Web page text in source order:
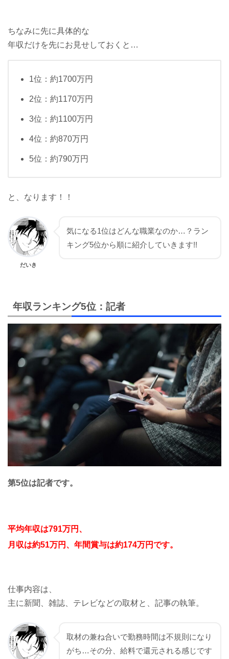
ちなみに先に具体的な
年収だけを先にお見せしておくと…
1位：約1700万円
2位：約1170万円
3位：約1100万円
4位：約870万円
5位：約790万円
と、なります！！
だいき
気になる1位はどんな職業なのか…？ラン
キング5位から順に紹介していきます!!
年収ランキング5位：記者
第5位は記者です。
平均年収は791万円、
月収は約51万円、年間賞与は約174万円です。
仕事内容は、
主に新聞、雑誌、テレビなどの取材と、記事の執筆。
取材の兼ね合いで勤務時間は不規則になり
がち…その分、給料で還元される感じです